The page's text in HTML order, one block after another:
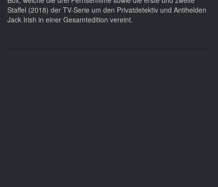
Staffel (2018) der TV-Serie um den Privatdetektiv und Antihelden
Jack Irish in einer Gesamtedition vereint.